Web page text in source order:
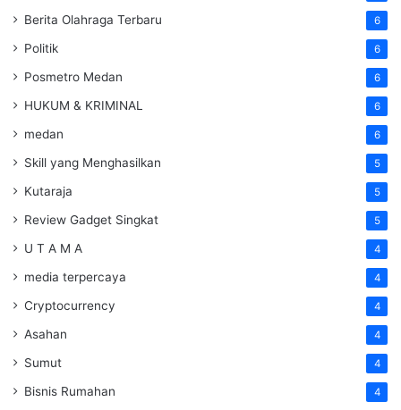
Berita Olahraga Terbaru 6
Politik 6
Posmetro Medan 6
HUKUM & KRIMINAL 6
medan 6
Skill yang Menghasilkan 5
Kutaraja 5
Review Gadget Singkat 5
U T A M A 4
media terpercaya 4
Cryptocurrency 4
Asahan 4
Sumut 4
Bisnis Rumahan 4